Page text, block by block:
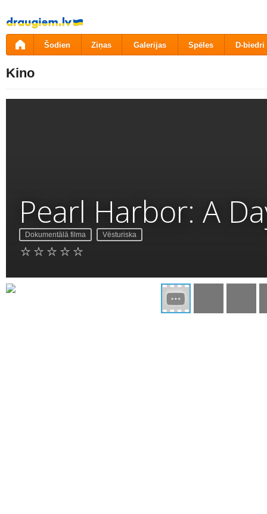
Pāriet
uz
saturu
Šodien Ziņas Galerijas Spēles D-biedri
Kino
Pearl Harbor: A
Dokumentālā filma Vēsturiska